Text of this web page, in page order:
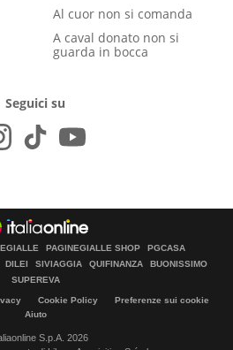
Al cuor non si comanda
A caval donato non si
guarda in bocca
Seguici su
PAGINEGIALLE SHOP
PGCASA
DILEI SIVIAGGIA QUIFINANZA
BUONISSIMO
SUPEREVA
Cookie Policy
Preferenze sui cookie
Aiuto
S.p.A. 2026